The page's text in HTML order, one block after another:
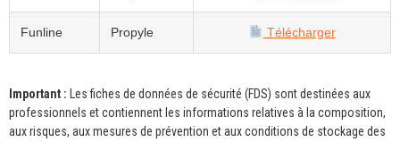
Funline Propyle Télécharger
Important : Les fiches de données de sécurité (FDS) sont destinées aux
professionnels et contiennent les informations relatives à la composition,
aux risques, aux mesures de prévention et aux conditions de stockage des